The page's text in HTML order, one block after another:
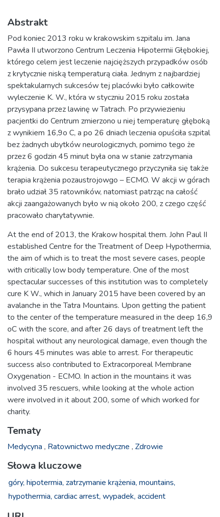
Abstrakt
Pod koniec 2013 roku w krakowskim szpitalu im. Jana
Pawła II utworzono Centrum Leczenia Hipotermii Głębokiej,
którego celem jest leczenie najcięższych przypadków osób
z krytycznie niską temperaturą ciała. Jednym z najbardziej
spektakularnych sukcesów tej placówki było całkowite
wyleczenie K. W., która w styczniu 2015 roku została
przysypana przez lawinę w Tatrach. Po przywiezieniu
pacjentki do Centrum zmierzono u niej temperaturę głęboką
z wynikiem 16,9o C, a po 26 dniach leczenia opuściła szpital
bez żadnych ubytków neurologicznych, pomimo tego że
przez 6 godzin 45 minut była ona w stanie zatrzymania
krążenia. Do sukcesu terapeutycznego przyczyniła się także
terapia krążenia pozaustrojowgo – ECMO. W akcji w górach
brało udział 35 ratowników, natomiast patrząc na całość
akcji zaangażowanych było w nią około 200, z czego część
pracowało charytatywnie.
At the end of 2013, the Krakow hospital them. John Paul II
established Centre for the Treatment of Deep Hypothermia,
the aim of which is to treat the most severe cases, people
with critically low body temperature. One of the most
spectacular successes of this institution was to completely
cure K W., which in January 2015 have been covered by an
avalanche in the Tatra Mountains. Upon getting the patient
to the center of the temperature measured in the deep 16,9
oC with the score, and after 26 days of treatment left the
hospital without any neurological damage, even though the
6 hours 45 minutes was able to arrest. For therapeutic
success also contributed to Extracorporeal Membrane
Oxygenation - ECMO. In action in the mountains it was
involved 35 rescuers, while looking at the whole action
were involved in it about 200, some of which worked for
charity.
Tematy
Medycyna , Ratownictwo medyczne , Zdrowie
Słowa kluczowe
góry, hipotermia, zatrzymanie krążenia, mountains,
hypothermia, cardiac arrest, wypadek, accident